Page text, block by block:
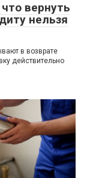
вернуть
нельзя
в возврате
действительно